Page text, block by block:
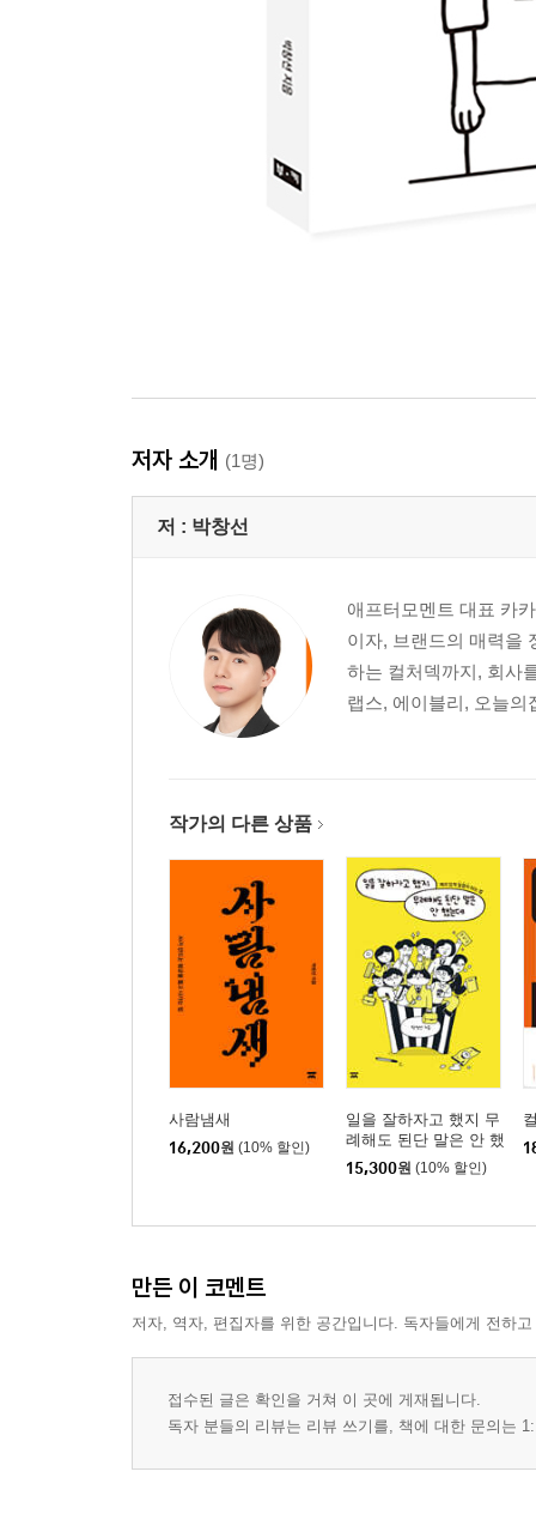
저자 소개 (1명)
저 : 박창선
애프터모멘트 대표 카
이자, 브랜드의 매력을
하는 컬처덱까지, 회사
랩스, 에이블리, 오늘의
작가의 다른 상품
사람냄새
16,200원 (10% 할인)
일을 잘하자고 했지 무
례해도 된단 말은 안 했
는데
15,300원 (10% 할인)
만든 이 코멘트
저자, 역자, 편집자를 위한 공간입니다. 독자들에게 전하
접수된 글은 확인을 거쳐 이 곳에 게재됩니다.
독자 분들의 리뷰는 리뷰 쓰기를, 책에 대한 문의는